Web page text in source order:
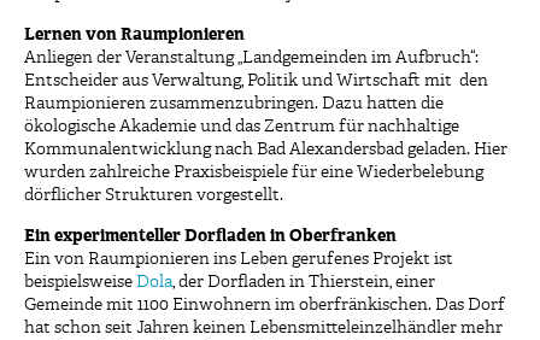
Lernen von Raumpionieren
Anliegen der Veranstaltung „Landgemeinden im Aufbruch“:
Entscheider aus Verwaltung, Politik und Wirtschaft mit den
Raumpionieren zusammenzubringen. Dazu hatten die
ökologische Akademie und das Zentrum für nachhaltige
Kommunalentwicklung nach Bad Alexandersbad geladen. Hier
wurden zahlreiche Praxisbeispiele für eine Wiederbelebung
dörflicher Strukturen vorgestellt.
Ein experimenteller Dorfladen in Oberfranken
Ein von Raumpionieren ins Leben gerufenes Projekt ist
beispielsweise Dola , der Dorfladen in Thierstein, einer
Gemeinde mit 1100 Einwohnern im oberfränkischen. Das Dorf
hat schon seit Jahren keinen Lebensmitteleinzelhändler mehr